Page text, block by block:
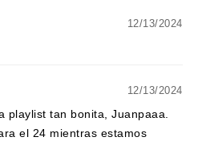
12/13/2024
12/13/2024
playlist tan bonita, Juanpaaa.
el 24 mientras estamos